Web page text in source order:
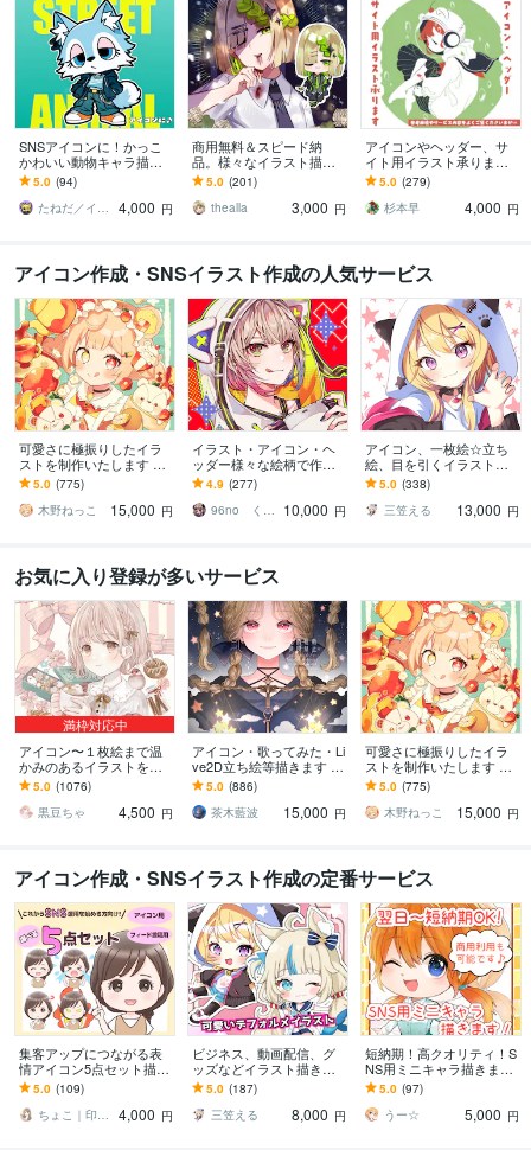
SNSアイコンに！かっこ
かわいい動物キャラ描き
ます ストリート系！かっ
こかわいい動物キャラ作
成｜修正無制限
5.0 (94)
たねだ／イラストレーター
4,000 円
商用無料＆スピード納
品。様々なイラスト描き
ます 様々な活動で使用す
るイラストが必要な方
へ。
5.0 (201)
thealla
3,000 円
アイコンやヘッダー、サ
イト用イラスト承ります
SNS用やバナー用画像等
に！ゆるいイラストで個
性を出せます
5.0 (279)
杉本早
4,000 円
アイコン作成・SNSイラスト作成の人気サービス
可愛さに極振りしたイラ
ストを制作いたします ★
商用利用＆二次利用込
み！ミニキャラは小物２
点まで無料！★
5.0 (775)
木野ねっこ
15,000 円
イラスト・アイコン・ヘ
ッダー様々な絵柄で作成
します 商用可！似顔絵・
ブログ・インスタ・動画
配信サムネ等用途様々！
4.9 (277)
96no くろの
10,000 円
アイコン、一枚絵☆立ち
絵、目を引くイラスト描
きます イリアム、サム
ネ、live2D、YouTube、歌
ってみたも
5.0 (338)
三笠える
13,000 円
お気に入り登録が多いサービス
満枠対応中
アイコン〜１枚絵まで温
かみのあるイラストを描
きます ★ココナラ自体が
初めての方も、お気軽に
ご相談ください♪★
5.0 (1076)
黒豆ちゃ
4,500 円
アイコン・歌ってみた・Li
ve2D立ち絵等描きます ち
びキャラや配信用イラス
ト等、幅広く制作してい
ます！
5.0 (886)
茶木藍波
15,000 円
可愛さに極振りしたイラ
ストを制作いたします ★
商用利用＆二次利用込
み！ミニキャラは小物２
点まで無料！★
5.0 (775)
木野ねっこ
15,000 円
アイコン作成・SNSイラスト作成の定番サービス
集客アップにつながる表
情アイコン5点セット描き
ます イラストだけでな
く、やりとりの満足度も
重視しております◎
5.0 (109)
ちょこ｜印象と信頼を形にするアイコン職人
4,000 円
ビジネス、動画配信、グ
ッズなどイラスト描きま
す x、インスタ、ブログ、
YouTubeなどSNSアイコン
に
5.0 (187)
三笠える
8,000 円
短納期！高クオリティ！S
NS用ミニキャラ描きます
可愛い・見やすい・使い
やすい絵柄のミニキャラ
を描きます！
5.0 (97)
うー☆
5,000 円